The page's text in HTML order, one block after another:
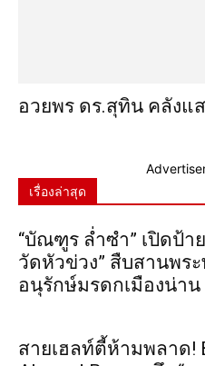
อวยพร ดร.สุทิน คลังแ
เรื่องล่าสุด
“บัณฑูร ล่ำซำ” เปิดป้า
วัดหัวข่วง” สืบสานพร
อนุรักษ์มรดกเมืองน่าน
สายเฮลท์ตี้ห้ามพลาด!